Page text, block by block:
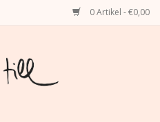
0 Artikel - €0,00